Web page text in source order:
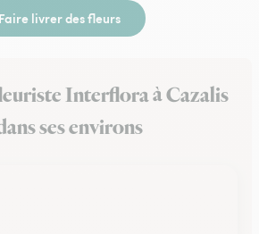
Faire livrer des fleurs
Interflora à Cazalis
ses environs